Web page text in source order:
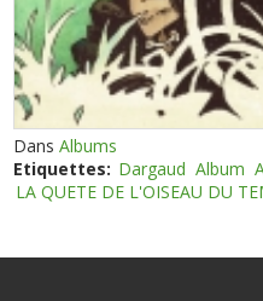
DansAlbums
Etiquettes: Dargaud Album
LA QUETE DE L'OISEAU DU